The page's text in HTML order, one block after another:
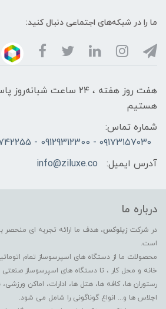
ما را در شبکه‌های اجتماعی دنبال کنید:
هفت روز هفته ، ۲۴ ساعت
هستیم
شماره تماس:
۰۹۱۷۳۱۵۷۰۳۰ - 09129312300 - 07137742255
آدرس ایمیل:
info@ziluxe.co
درباره ما
در شرکت زیلوکس، هدف ما ارائه تجربه ای منحصر
است.
محصولات ما از دستگاه های اسپرسوساز تمام
خانه و محل کار ، تا دستگاه های اسپرسوساز صنعتی
رستوران ها، کافه ها، هتل ها، ادارات، اماکن
اجلاس ها و... انواع گوناگونی را شامل می شود.